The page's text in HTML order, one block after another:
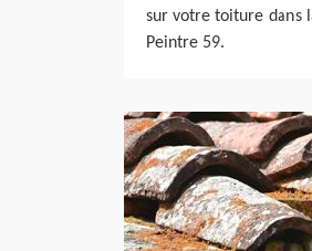
sur votre toiture dans
Peintre 59.